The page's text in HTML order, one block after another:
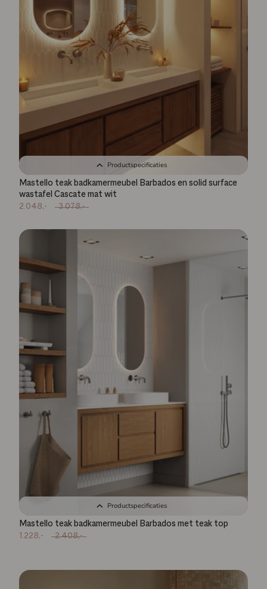
Productspecificaties
Mastello teak badkamermeubel Barbados en solid surface
wastafel Cascate mat wit
2.048,- 3.078,-
Productspecificaties
Mastello teak badkamermeubel Barbados met teak top
1.228,- 2.408,-